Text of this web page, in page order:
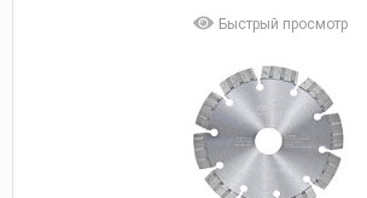
Быстрый просмотр